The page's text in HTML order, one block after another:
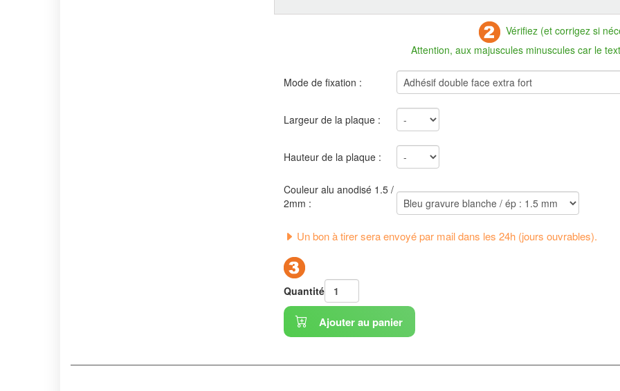
Vérifiez (et corrigez si
Attention, aux majuscules minuscules car le
Mode de fixation :
Largeur de la plaque :
Hauteur de la plaque :
Couleur alu anodisé 1.5 /
2mm :
Un bon à tirer sera envoyé par mail dans les 24h (jours ouvrables).
Quantité
Ajouter au panier